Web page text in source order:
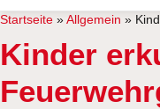
Startseite » Allgemein »
Kinder